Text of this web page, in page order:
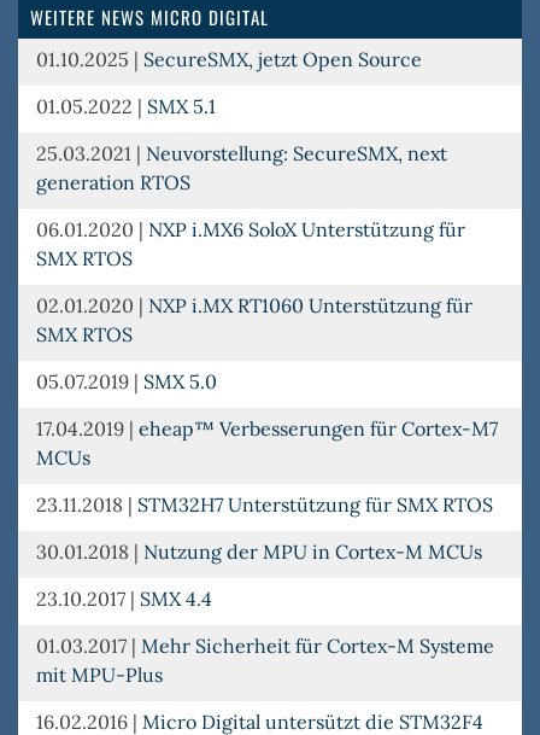
WEITERE NEWS MICRO DIGITAL
01.10.2025 | SecureSMX, jetzt Open Source
01.05.2022 | SMX 5.1
25.03.2021 | Neuvorstellung: SecureSMX, next
generation RTOS
06.01.2020 | NXP i.MX6 SoloX Unterstützung für
SMX RTOS
02.01.2020 | NXP i.MX RT1060 Unterstützung für
SMX RTOS
05.07.2019 | SMX 5.0
17.04.2019 | eheap™ Verbesserungen für Cortex-M7
MCUs
23.11.2018 | STM32H7 Unterstützung für SMX RTOS
30.01.2018 | Nutzung der MPU in Cortex-M MCUs
23.10.2017 | SMX 4.4
01.03.2017 | Mehr Sicherheit für Cortex-M Systeme
mit MPU-Plus
16.02.2016 | Micro Digital untersützt die STM32F4